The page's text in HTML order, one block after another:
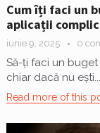
Cum îți faci un
aplicații
iunie 9, 2025 0
Să-ți faci un
chiar dacă nu ești...
Read more of this